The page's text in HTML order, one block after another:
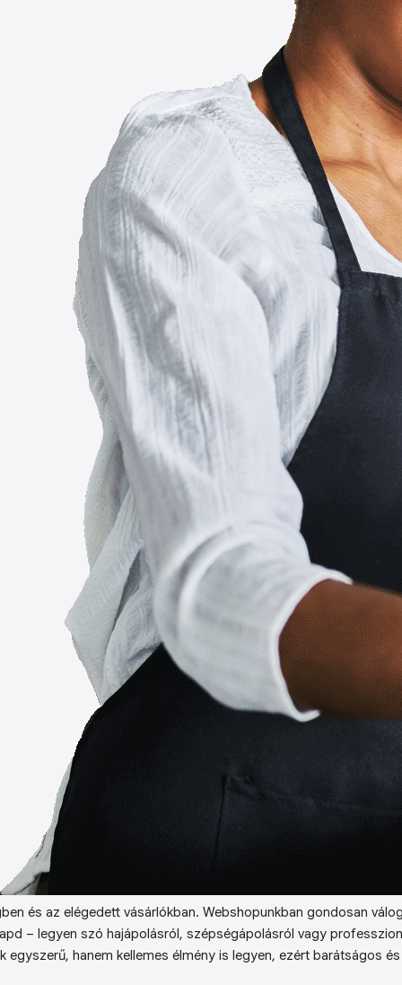
és az elégedett vásárlókban. Webshopunkban gondosan
– legyen szó hajápolásról, szépségápolásról vagy
egyszerű, hanem kellemes élmény is legyen, ezért barátságos